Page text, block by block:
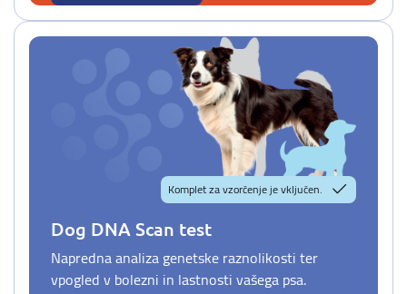
Komplet za vzorčenje je vključen.
Dog DNA Scan test
Napredna analiza genetske raznolikosti ter
vpogled v bolezni in lastnosti vašega psa.